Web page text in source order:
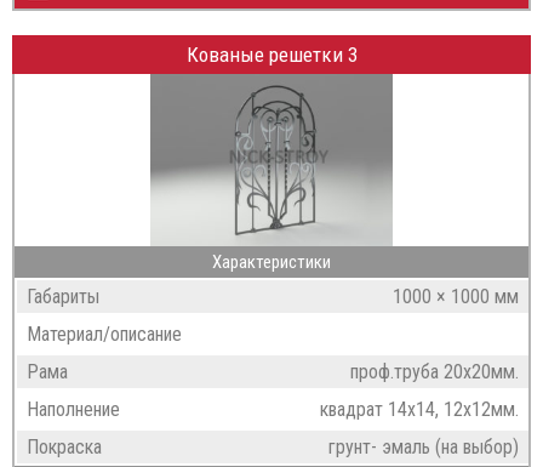
Кованые решетки 3
Характеристики
Габариты
1000 × 1000 мм
Материал/описание
Рама
проф.труба 20х20мм.
Наполнение
квадрат 14х14, 12х12мм.
Покраска
грунт- эмаль (на выбор)